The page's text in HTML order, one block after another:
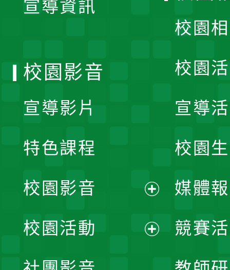
宣導資訊
校園
校園
宣導
校園
媒體
競賽
校園影音
宣導影片
特色課程
校園影音
開
校園活動